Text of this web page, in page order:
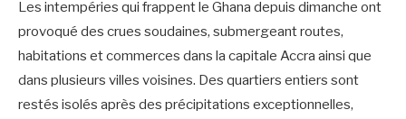
‎Les intempéries qui frappent le Ghana depuis dimanche ont
provoqué des crues soudaines, submergeant routes,
habitations et commerces dans la capitale Accra ainsi que
dans plusieurs villes voisines. Des quartiers entiers sont
restés isolés après des précipitations exceptionnelles,